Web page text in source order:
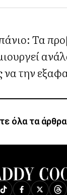
Τα
την
όλα τα άρθρα